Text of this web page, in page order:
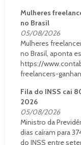
Mulheres
no Brasil
05/08/2026
Mulheres
no Brasil, aponta
https://
freelancers-
Fila do INSS cai
2026
05/08/2026
Ministro da
dias caíram para
do INSS entre